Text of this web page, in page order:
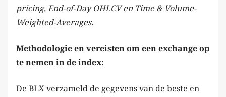
pricing, End-of-Day OHLCV en Time & Volume-
Weighted-Averages.
Methodologie en vereisten om een exchange op
te nemen in de index:
De BLX verzameld de gegevens van de beste en